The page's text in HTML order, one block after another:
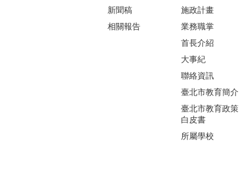
新聞稿
相關報告
施政計畫
業務職掌
首長介紹
大事紀
聯絡資訊
臺北市教育簡介
臺北市教育政策
白皮書
所屬學校